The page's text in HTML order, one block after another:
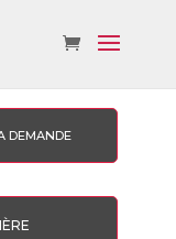
DEMANDE